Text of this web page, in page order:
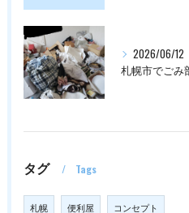
2026/06/12
タグ Tags
札幌 便利屋 コンセプト